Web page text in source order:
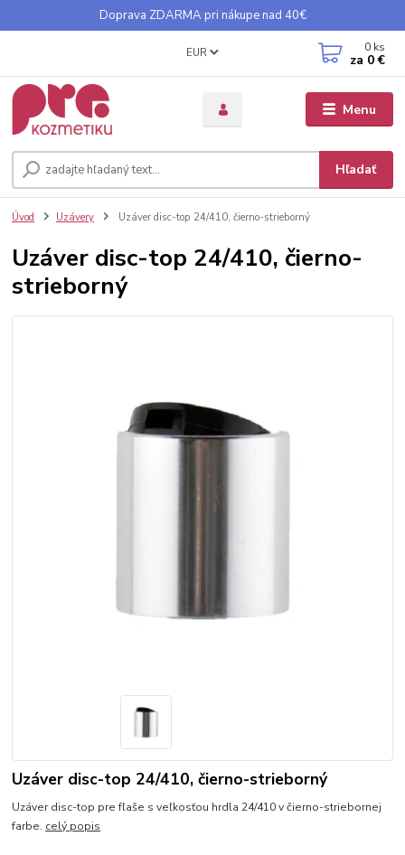
Doprava ZDARMA pri nákupe nad 40€
Menu
EUR
Hľadať
0 ks
za 0 €
Úvod Uzávery Uzáver disc-top 24/410, čierno-strieborný
Uzáver disc-top 24/410, čierno-
strieborný
Uzáver disc-top 24/410, čierno-strieborný
Uzáver disc-top pre fľaše s veľkosťou hrdla 24/410 v čierno-striebornej
farbe. celý popis